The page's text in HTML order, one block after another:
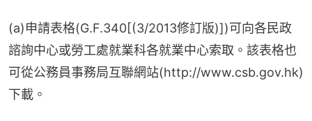
(a)申請表格(G.F.340[(3/2013修訂版)])可向各民政
諮詢中心或勞工處就業科各就業中心索取。該表格也
可從公務員事務局互聯網站(http://www.csb.gov.hk)
下載。